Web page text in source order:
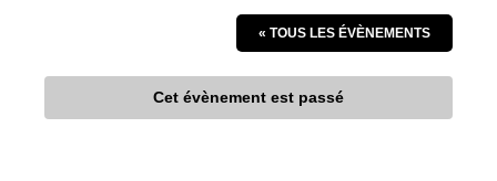
« TOUS LES ÉVÈNEMENTS
Cet évènement est passé